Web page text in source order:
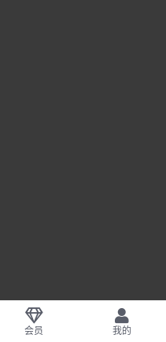
会员 我的